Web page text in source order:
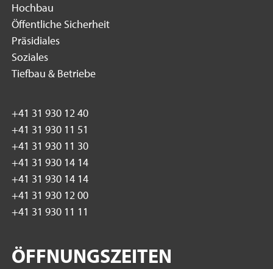
Hochbau
Öffentliche Sicherheit
Präsidiales
Soziales
Tiefbau & Betriebe
+41 31 930 12 40
+41 31 930 11 51
+41 31 930 11 30
+41 31 930 14 14
+41 31 930 14 14
+41 31 930 12 00
+41 31 930 11 11
ÖFFNUNGSZEITEN